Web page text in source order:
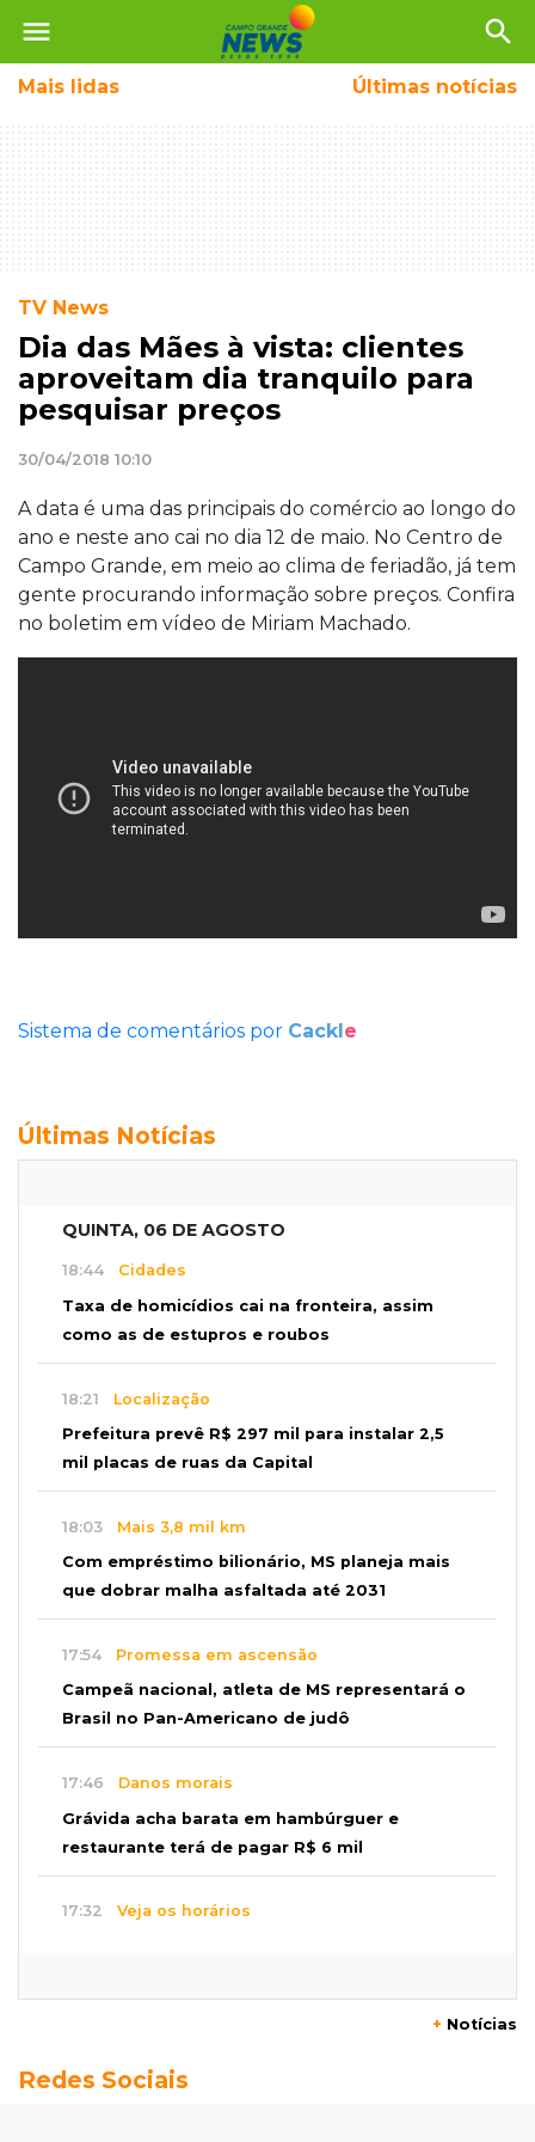
menu search
Mais lidas Últimas notícias
TV News
Dia das Mães à vista: clientes
aproveitam dia tranquilo para
pesquisar preços
30/04/2018 10:10
A data é uma das principais do comércio ao longo do
ano e neste ano cai no dia 12 de maio. No Centro de
Campo Grande, em meio ao clima de feriadão, já tem
gente procurando informação sobre preços. Confira
no boletim em vídeo de Miriam Machado.
Sistema de comentários por Cackle
Últimas Notícias
QUINTA, 06 DE AGOSTO
18:44 Cidades
Taxa de homicídios cai na fronteira, assim
como as de estupros e roubos
18:21 Localização
Prefeitura prevê R$ 297 mil para instalar 2,5
mil placas de ruas da Capital
18:03 Mais 3,8 mil km
Com empréstimo bilionário, MS planeja mais
que dobrar malha asfaltada até 2031
17:54 Promessa em ascensão
Campeã nacional, atleta de MS representará o
Brasil no Pan-Americano de judô
17:46 Danos morais
Grávida acha barata em hambúrguer e
restaurante terá de pagar R$ 6 mil
17:32 Veja os horários
Nova lei pune deepfakes sexuais com crianças
+ Notícias
Redes Sociais